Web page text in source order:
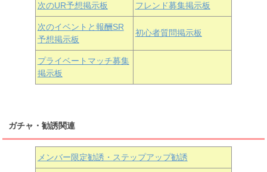
朝香果林 近江彼方 エマ・ヴェルデ
次のUR予想掲示板 フレンド募集掲示板
次のイベントと報酬SR
予想掲示板
初心者質問掲示板
プライベートマッチ募集
掲示板
ガチャ・勧誘関連
メンバー限定勧誘・ステップアップ勧誘